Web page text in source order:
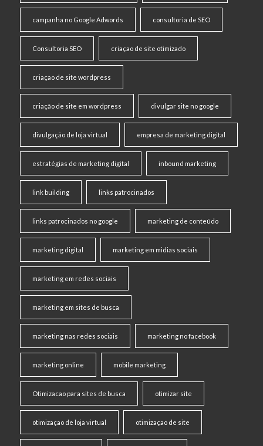
campanha no Google Adwords consultoria de SEO
Consultoria SEO criaçao de site otimizado
criaçao de site wordpress
criação de site em wordpress divulgar site no google
divulgação de loja virtual empresa de marketing digital
estratégias de marketing digital inbound marketing
link building links patrocinados
links patrocinados no google marketing de conteúdo
marketing digital marketing em midias sociais
marketing em redes sociais
marketing em sites de busca
marketing nas redes sociais marketing no facebook
marketing online mobile marketing
Otimizacao para sites de busca otimizar site
otimizaçao de loja virtual otimizaçao de site